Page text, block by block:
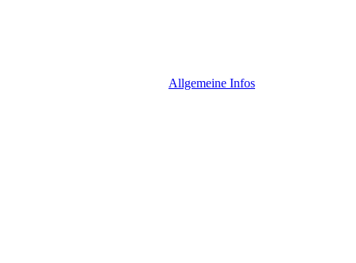
Allgemeine Infos